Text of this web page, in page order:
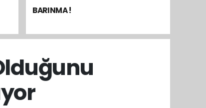
BARINMA !